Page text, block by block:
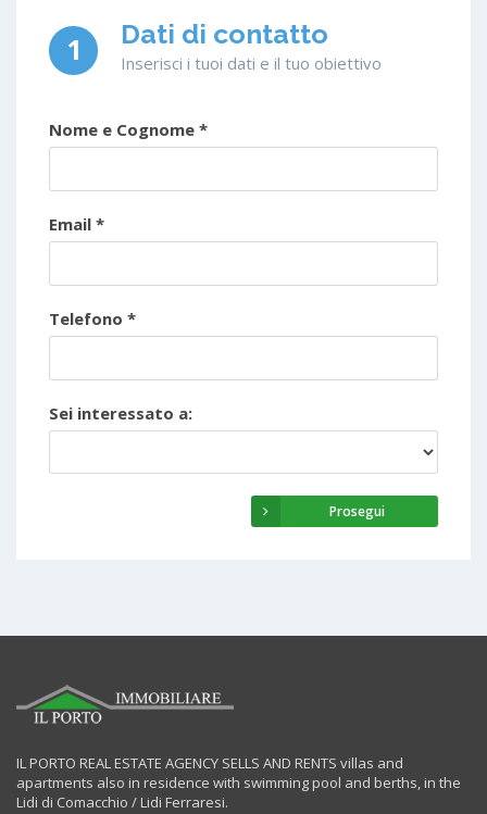
1 Dati di contatto
Inserisci i tuoi dati e il tuo obiettivo
Nome e Cognome *
Email *
Telefono *
Sei interessato a:
Prosegui
IL PORTO REAL ESTATE AGENCY SELLS AND RENTS villas and
apartments also in residence with swimming pool and berths, in the
Lidi di Comacchio / Lidi Ferraresi.